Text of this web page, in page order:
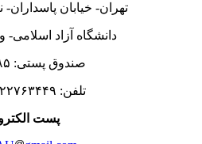
تهران- خیابان پاسداران-
دانشگاه آزاد اسلامی-
صندوق پستی: ۱۷۵/۱۹۵۸۵
تلفن: ۲۲۷۶۳۴۴۹ ۲۱ (۹۸+)
پست